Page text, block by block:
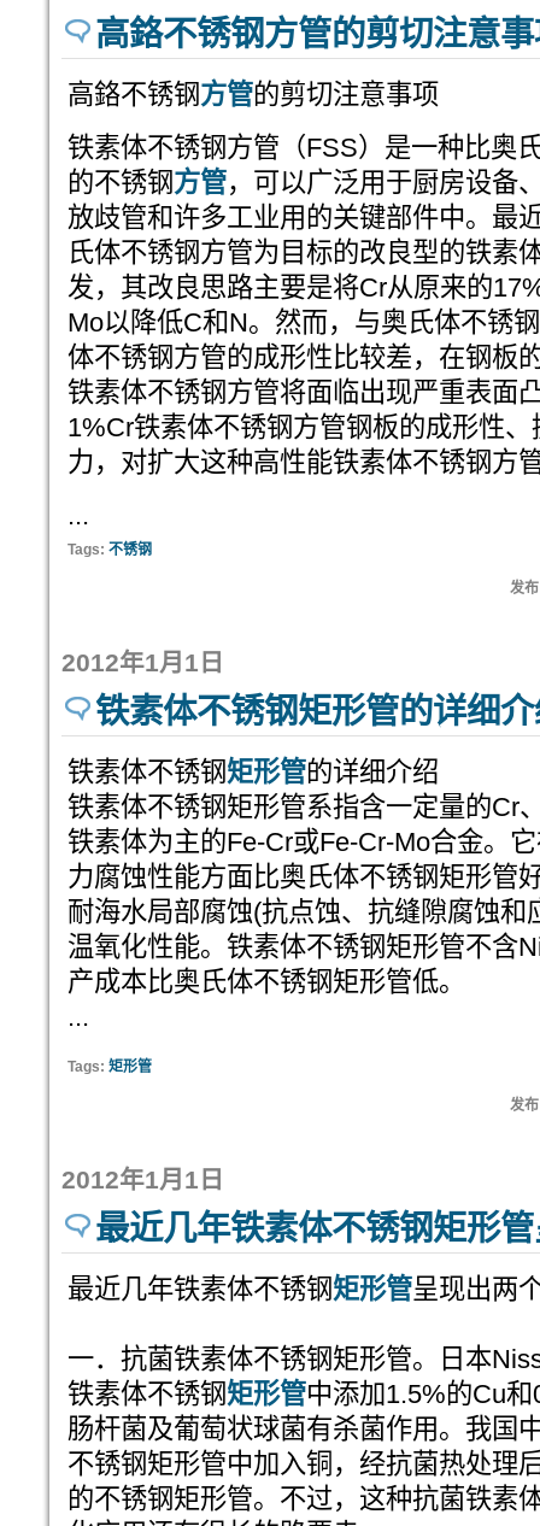
高鉻不锈钢方管的剪切注意
高鉻不锈钢方管的剪切注意事项
铁素体不锈钢方管（FSS）是一种比奥
的不锈钢方管，可以广泛用于厨房设备
放歧管和许多工业用的关键部件中。最
氏体不锈钢方管为目标的改良型的铁素
发，其改良思路主要是将Cr从原来的
Mo以降低C和N。然而，与奥氏体不锈
体不锈钢方管的成形性比较差，在钢板
铁素体不锈钢方管将面临出现严重表面
1%Cr铁素体不锈钢方管钢板的成形性
力，对扩大这种高性能铁素体不锈钢方
...
Tags: 不锈钢
发
2012年1月1日
铁素体不锈钢矩形管的详细
铁素体不锈钢矩形管的详细介绍
铁素体不锈钢矩形管系指含一定量的Cr
铁素体为主的Fe-Cr或Fe-Cr-Mo合金。
力腐蚀性能方面比奥氏体不锈钢矩形管
耐海水局部腐蚀(抗点蚀、抗缝隙腐蚀和
温氧化性能。铁素体不锈钢矩形管不含
产成本比奥氏体不锈钢矩形管低。
...
Tags: 矩形管
发
2012年1月1日
最近几年铁素体不锈钢矩形
最近几年铁素体不锈钢矩形管呈现出两
一．抗菌铁素体不锈钢矩形管。日本
铁素体不锈钢矩形管中添加1.5%的Cu
肠杆菌及葡萄状球菌有杀菌作用。我国
不锈钢矩形管中加入铜，经抗菌热处理
的不锈钢矩形管。不过，这种抗菌铁素